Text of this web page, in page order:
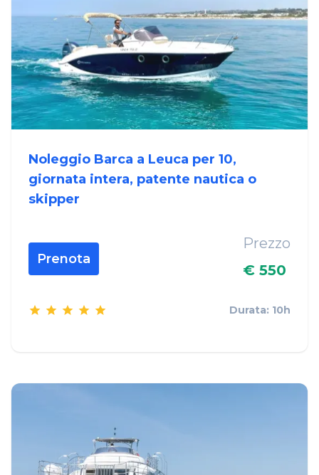
Noleggio Barca a Leuca per 10,
giornata intera, patente nautica o
skipper
Prenota
Prezzo
€ 550
Durata: 10h